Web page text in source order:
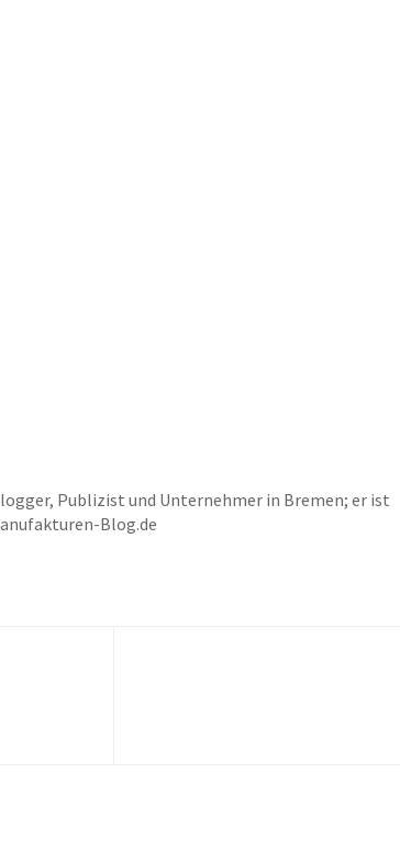
Publizist und Unternehmer in Bremen; er ist
Blog.de